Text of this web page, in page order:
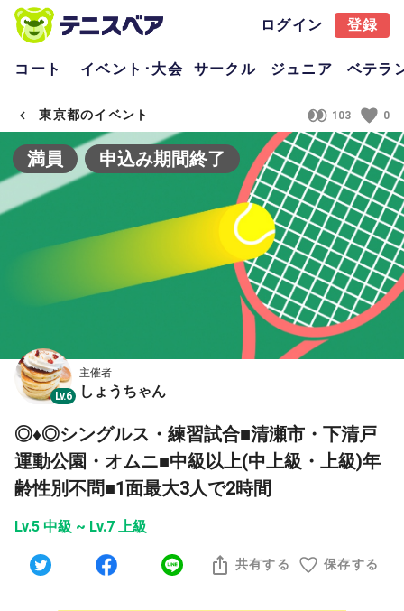
ログイン 登録
コート イベント･大会 サークル ジュニア ベテラ
東京都のイベント 103 0
満員 申込み期間終了
Lv.6
主催者
しょうちゃん
◎♦︎◎シングルス・練習試合■清瀬市・下清戸
運動公園・オムニ■中級以上(中上級・上級)年
齢性別不問■1面最大3人で2時間
Lv.5 中級 ~ Lv.7 上級
共有する 保存する